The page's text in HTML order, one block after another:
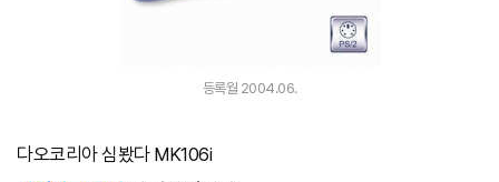
등록월 2004.06.
다오코리아 심봤다 MK106i